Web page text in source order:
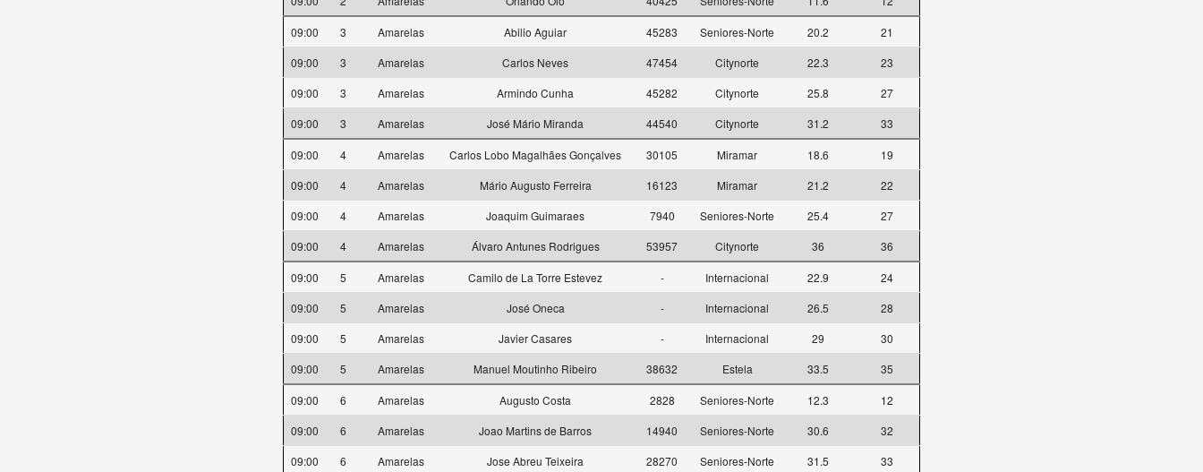
09:00 3 Amarelas Abilio Aguiar 45283 Seniores-Norte 20.2
21
09:00
3 Amarelas Carlos Neves 47454 Citynorte 22.3
23
09:00
3 Amarelas Armindo Cunha 45282 Citynorte 25.8
27
09:00
3 Amarelas José Mário Miranda 44540 Citynorte 31.2 33
09:00 4 Amarelas Carlos Lobo Magalhães Gonçalves 30105 Miramar 18.6
19
09:00
4 Amarelas Mário Augusto Ferreira 16123 Miramar 21.2
22
09:00
4 Amarelas Joaquim Guimaraes 7940 Seniores-Norte 25.4
27
09:00
4 Amarelas Álvaro Antunes Rodrigues 53957 Citynorte 36 36
09:00 5 Amarelas Camilo de La Torre Estevez - Internacional 22.9
24
09:00
5 Amarelas José Oneca - Internacional 26.5
28
09:00
5 Amarelas Javier Casares - Internacional 29
30
09:00
5 Amarelas Manuel Moutinho Ribeiro 38632 Estela 33.5 35
09:00 6 Amarelas Augusto Costa 2828 Seniores-Norte 12.3
12
09:00
6 Amarelas Joao Martins de Barros 14940 Seniores-Norte 30.6
32
09:00
6 Amarelas Jose Abreu Teixeira 28270 Seniores-Norte 31.5 33